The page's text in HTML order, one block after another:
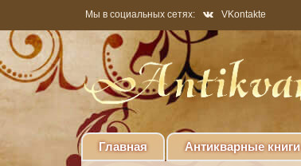
Мы в социальных сетях: VKontakte
Главная Антикварные книги